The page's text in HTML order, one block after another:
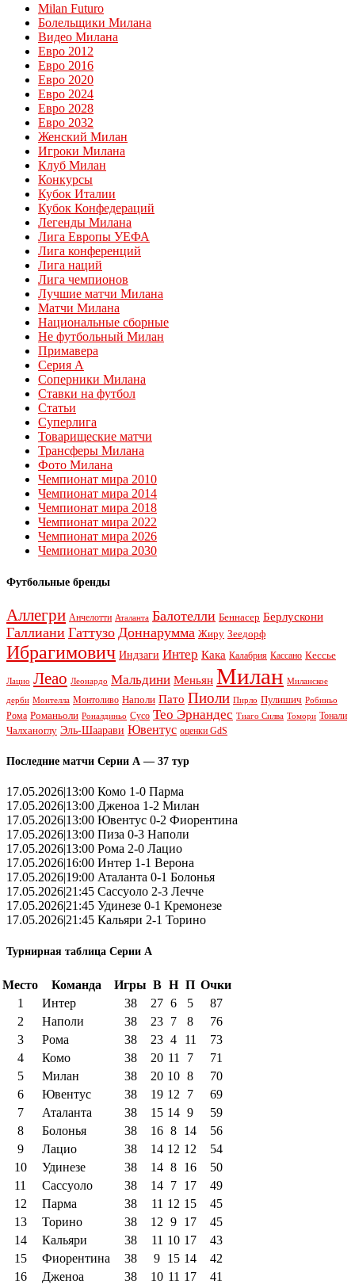
Milan Futuro
Болельщики Милана
Видео Милана
Евро 2012
Евро 2016
Евро 2020
Евро 2024
Евро 2028
Евро 2032
Женский Милан
Игроки Милана
Клуб Милан
Конкурсы
Кубок Италии
Кубок Конфедераций
Легенды Милана
Лига Европы УЕФА
Лига конференций
Лига наций
Лига чемпионов
Лучшие матчи Милана
Матчи Милана
Национальные сборные
Не футбольный Милан
Примавера
Серия А
Соперники Милана
Ставки на футбол
Статьи
Суперлига
Товарищеские матчи
Трансферы Милана
Фото Милана
Чемпионат мира 2010
Чемпионат мира 2014
Чемпионат мира 2018
Чемпионат мира 2022
Чемпионат мира 2026
Чемпионат мира 2030
Футбольные бренды
Аллегри Анчелотти Аталанта Балотелли Беннасер Берлускони
Галлиани Гаттузо Доннарумма Жиру Зеедорф
Ибрагимович Индзаги Интер Кака Калабрия Кассано Кессье
Лацио Леао Леонардо Мальдини Меньян Милан Миланское
дерби Монтелла Монтоливо Наполи Пато Пиоли Пирло Пулишич Робиньо
Рома Романьоли Роналдиньо Сусо Тео Эрнандес Тиаго Силва Томори Тонали
Чалханоглу Эль-Шаарави Ювентус оценки GdS
Последние матчи Серии А — 37 тур
17.05.2026|13:00 Комо 1-0 Парма
17.05.2026|13:00 Дженоа 1-2 Милан
17.05.2026|13:00 Ювентус 0-2 Фиорентина
17.05.2026|13:00 Пиза 0-3 Наполи
17.05.2026|13:00 Рома 2-0 Лацио
17.05.2026|16:00 Интер 1-1 Верона
17.05.2026|19:00 Аталанта 0-1 Болонья
17.05.2026|21:45 Сассуоло 2-3 Лечче
17.05.2026|21:45 Удинезе 0-1 Кремонезе
17.05.2026|21:45 Кальяри 2-1 Торино
Турнирная таблица Серии А
Место Команда Игры В Н П Очки
1
Интер 38 27 6 5
87
2
Наполи 38 23 7 8
76
3
Рома 38 23 4 11
73
4
Комо 38 20 11 7
71
5
Милан 38 20 10 8
70
6
Ювентус 38 19 12 7
69
7
Аталанта 38 15 14 9
59
8
Болонья 38 16 8 14
56
9
Лацио 38 14 12 12
54
10
Удинезе 38 14 8 16
50
11
Сассуоло 38 14 7 17
49
12
Парма 38 11 12 15
45
13
Торино 38 12 9 17
45
14
Кальяри 38 11 10 17
43
15
Фиорентина 38 9 15 14
42
16
Дженоа 38 10 11 17 41